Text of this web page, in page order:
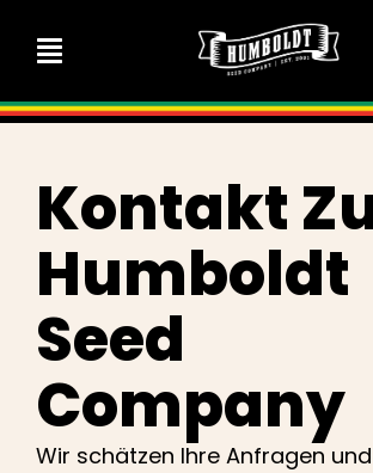
Inhalt
Navigation
umschalten
Feminisierte Samen
Autoflower-Samen
Triploide Samen
Gartensamen
Kontakt
Humboldt
Seed
Company
Wir schätzen Ihre Anfragen